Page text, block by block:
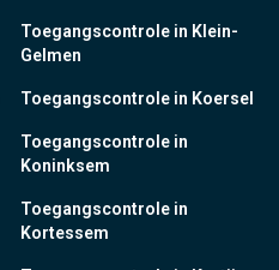
Toegangscontrole in Klein-
Gelmen
Toegangscontrole in Koersel
Toegangscontrole in
Koninksem
Toegangscontrole in
Kortessem